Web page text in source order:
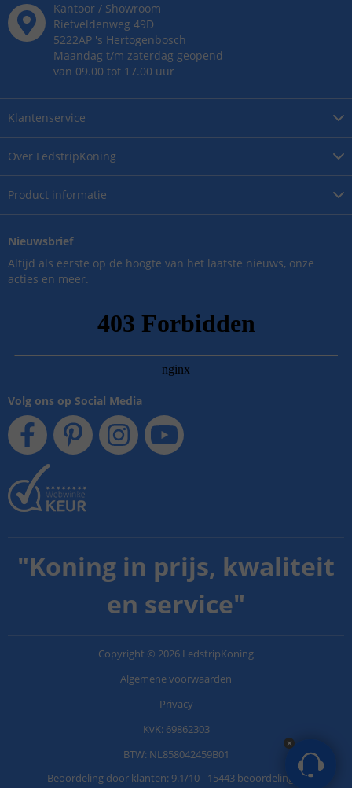
Over LedstripKoning
Product informatie
Klantenservice
Kantoor / Showroom
Rietveldenweg 49D
5222AP 's Hertogenbosch
Maandag t/m zaterdag geopend
van 09.00 tot 17.00 uur
Nieuwsbrief
Altijd als eerste op de hoogte van het laatste nieuws, onze
acties en meer.
Volg ons op Social Media
"Koning in prijs, kwaliteit
en service"
Copyright © 2026 LedstripKoning
Algemene voorwaarden
Privacy
KvK: 69862303
BTW: NL858042459B01
Beoordeling door klanten: 9.1/10- 15443 beoordelingen